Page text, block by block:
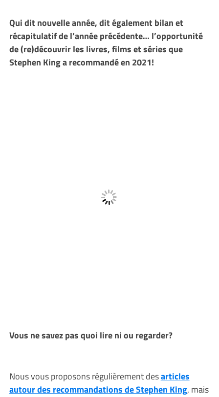
Qui dit nouvelle année, dit également bilan et
récapitulatif de l’année précédente… l’opportunité
de (re)découvrir les livres, films et séries que
Stephen King a recommandé en 2021!
Vous ne savez pas quoi lire ni ou regarder?
Nous vous proposons régulièrement desarticles
autour des recommandations de Stephen King, mais